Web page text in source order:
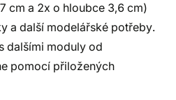
cm a 2x o hloubce 3,6 cm)
a další modelářské potřeby.
dalšími moduly od
pomocí přiložených